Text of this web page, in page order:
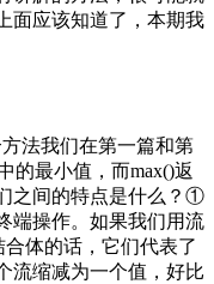
面应该知道了，本期我
法我们在第一篇和第
的最小值，而max()返
之间的特点是什么？①
端操作。如果我们用流
体的话，它们代表了
流缩减为一个值，好比